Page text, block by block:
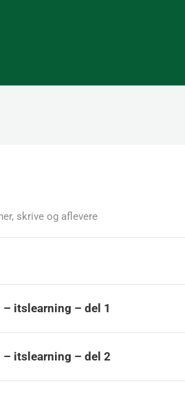
skrive og aflevere
itslearning – del 1
itslearning – del 2